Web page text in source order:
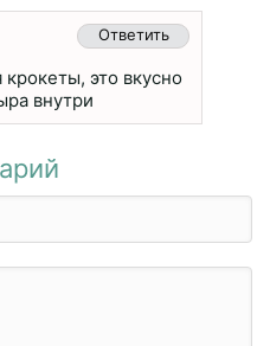
Ответить
это вкусно
внутри